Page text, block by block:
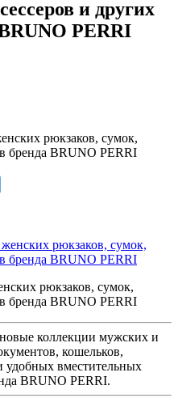
и других
PERRI
рюкзаков, сумок,
бренда BRUNO PERRI
рюкзаков, сумок,
бренда BRUNO PERRI
коллекции мужских и
кошельков,
удобных вместительных
BRUNO PERRI.
❄